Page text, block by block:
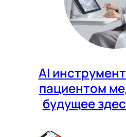
AI
пациентом
будущее